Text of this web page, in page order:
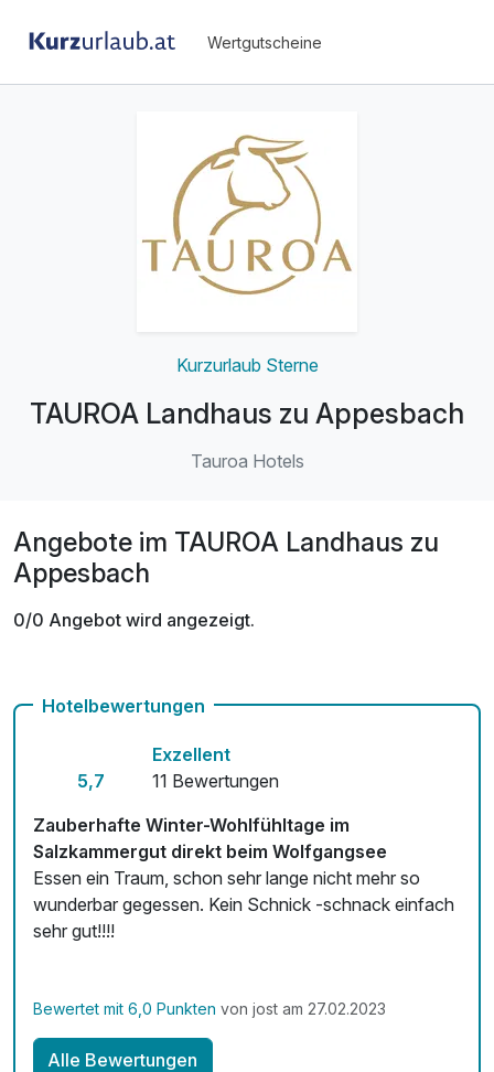
Wertgutscheine
Kurzurlaub Sterne
TAUROA Landhaus zu Appesbach
Tauroa Hotels
Angebote im TAUROA Landhaus zu
Appesbach
0/0 Angebot wird angezeigt.
Hotelbewertungen
5,7
Exzellent
11 Bewertungen
Zauberhafte Winter-Wohlfühltage im
Salzkammergut direkt beim Wolfgangsee
Essen ein Traum, schon sehr lange nicht mehr so
wunderbar gegessen. Kein Schnick -schnack einfach
sehr gut!!!!
Bewertet mit 6,0 Punkten von jost am 27.02.2023
Alle Bewertungen